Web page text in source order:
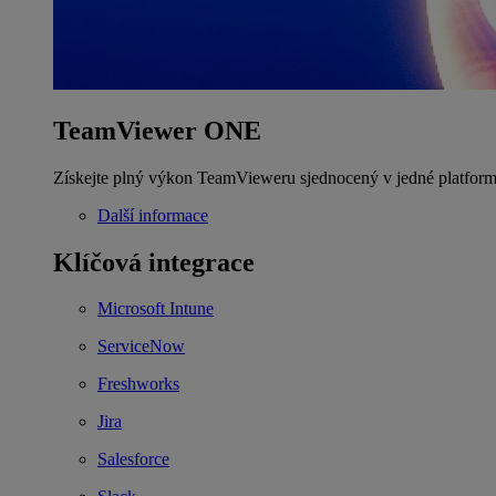
TeamViewer ONE
Získejte plný výkon TeamVieweru sjednocený v jedné
Další informace
Klíčová integrace
Microsoft Intune
ServiceNow
Freshworks
Jira
Salesforce